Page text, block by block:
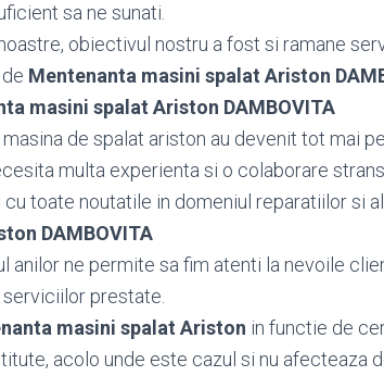
sa ne sunati.
obiectivul nostru a fost si ramane
Mentenanta masini spalat Ariston
masini spalat Ariston DAMBOVITA
de spalat ariston au devenit tot mai
multa experienta si o colaborare
toate noutatile in domeniul reparatiilor si
DAMBOVITA
anilor ne permite sa fim atenti la nevoile
prestate.
masini spalat Ariston in functie de
acolo unde este cazul si nu afecteaza